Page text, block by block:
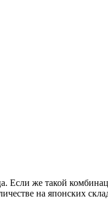
Если же такой
на японских